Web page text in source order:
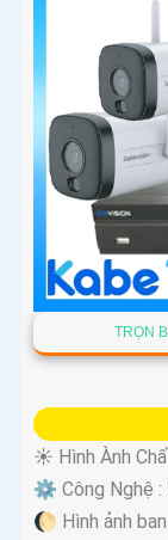
TRỌN
☀️ Hình Ành
⚙ Công Nghệ :
🌔 Hình ảnh